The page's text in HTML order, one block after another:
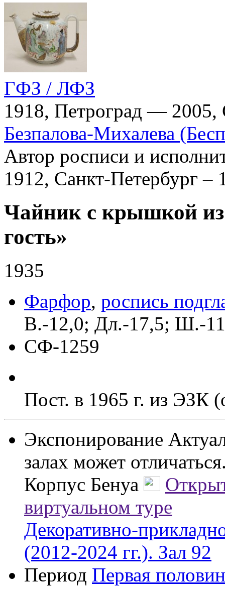
ГФЗ / ЛФЗ
1918, Петроград — 2005,
Безпалова-Михалева
Автор росписи и
1912, Санкт-Петербург –
Чайник с крышкой из
гость»
1935
Фарфор, роспись
В.-12,0; Дл.-17,5; Ш.-
СФ-1259
Пост. в 1965 г. из ЭЗК
Экспонирование
залах может
Корпус Бенуа
виртуальном туре
Декоративно-
(2012-2024 гг.). Зал 92
Период Первая